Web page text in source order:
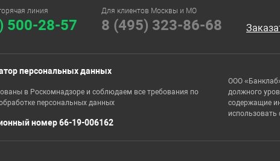
линия
500-28-57
Для клиентов Москвы и МО
8 (495) 323-86-68
персональных данных
в Роскомнадзоре и соблюдаем все требования по
персональных данных
номер 66-19-006162
ООО
должного
содержащие
использовать